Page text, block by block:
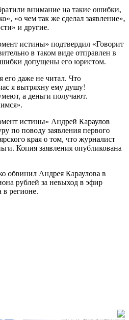
внимание на такие ошибки,
«о чем так же сделал заявление»,
и другие.
истины» подтвердил «Говорит
в таком виде отправлен в
допущены его юристом.
его даже не читал. Что
я вытряхну ему душу!
а деньги получают.
истины» Андрей Караулов
по поводу заявления первого
края о том, что журналист
Копия заявления опубликована
обвинил Андрея Караулова в
рублей за невыход в эфир
в регионе.